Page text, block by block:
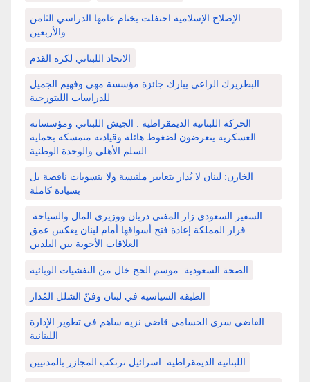
الإصلاح الإسلامية احتفلت بختام عامها الدراسي الثامن
والأربعين
الاتحاد اللبناني لكرة القدم
البطريرك الراعي يبارك جائزة مؤسسة مهى وفهيم الجميل
للدراسات الليتورجية
الحركة اللبنانية الديمقراطية : الجيش اللبناني ومؤسساته
العسكرية يتعرضون لضغوط هائلة وقيادته متمسكة بحماية
السلم الأهلي والوحدة الوطنية
الخازن: لبنان لا يُدار بتعابير ملتبسة ولا بتسويات ناقصة بل
بسيادة كاملة
السفير السعودي زار المفتي دريان ووزيري المال والسياحة:
قرار المملكة إعادة فتح أسواقها أمام لبنان يعكس عمق
العلاقات الأخوية بين البلدين
الصحة السعودية: موسم الحج خال من التفشيات الوبائية
الطبقة السياسية في لبنان وفنّ الشلل المُدار
القاضي سرى الحسامي قاضي نزيه ساهم في تطوير الإدارة
اللبنانية
اللبنانية الديمقراطية: اسرائيل ترتكب المجازر بالمدنيين